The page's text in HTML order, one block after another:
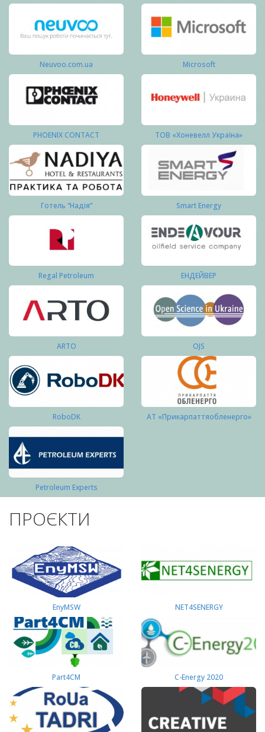
Neuvoo.com.ua Microsoft
PHOENIX CONTACT ТОВ «Хоневелл Україна»
Готель “Надія” Smart Energy
Regal Petroleum ЕНДЕЙВЕР
ARTO OJS
RoboDK АТ «Прикарпаттяобленерго»
Petroleum Experts
ПРОЄКТИ
EnyMSW NET4SENERGY
Part4СМ C-Energy 2020